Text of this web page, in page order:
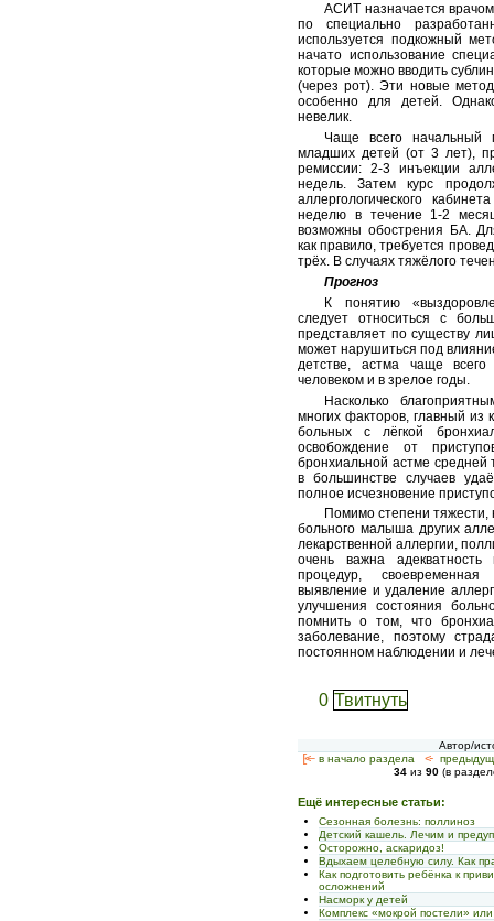
АСИТ назначается
по специально
используется подкожный
начато использование
которые можно вводить
(через рот). Эти новые
особенно для детей.
невелик.
Чаще всего начальный
младших детей (от 3 лет),
ремиссии: 2-3 инъекции
недель. Затем курс
аллергологического
неделю в течение 1-2
возможны обострения БА.
как правило, требуется
трёх. В случаях тяжёлого
Прогноз
К понятию
следует относиться с
представляет по существу
может нарушиться под
детстве, астма чаще
человеком и в зрелое годы.
Насколько
многих факторов, главный
больных с лёгкой
освобождение от
бронхиальной астме
в большинстве случаев
полное исчезновение
Помимо степени тяжести,
больного малыша других
лекарственной аллергии,
очень важна адекватность
процедур,
выявление и удаление
улучшения состояния
помнить о том, что
заболевание, поэтому
постоянном наблюдении и
0 Твитнуть
Автор/
[<— в начало раздела <-
34из 90(в
Ещё интересные статьи:
Сезонная болезнь: поллиноз
Детский кашель. Лечим и
Осторожно, аскаридоз!
Вдыхаем целебную силу. Как
Как подготовить ребёнка к
осложнений
Насморк у детей
Комплекс «мокрой постели»